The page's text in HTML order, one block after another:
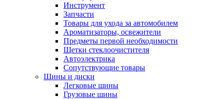
Инструмент
Запчасти
Товары для ухода за автомобилем
Ароматизаторы, освежители
Предметы первой необходимости
Щетки стеклоочистителя
Автоэлектрика
Сопутствующие товары
Шины и диски
Легковые шины
Грузовые шины